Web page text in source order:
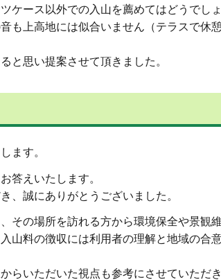
ケース以外での入山を薦めてはどうでしょ
も上高地には似合いません（テラスで休
と思い提案させて頂きました。
ます。
答えいたします。
、誠にありがとうございました。
その場所を訪れる方から環境保全や景観
山料の徴収には利用者の理解と地域の合
らいただいた視点も参考にさせていただき